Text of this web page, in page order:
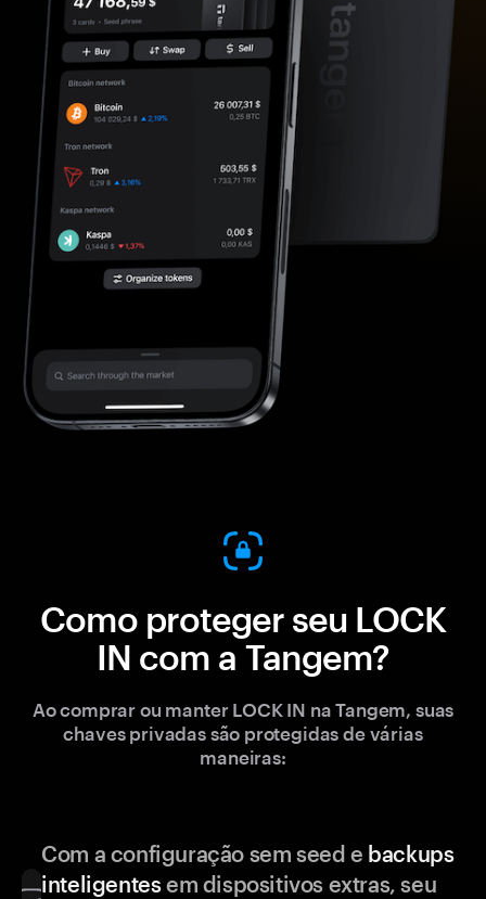
Como proteger seu LOCK
IN com a Tangem?
Ao comprar ou manter LOCK IN na Tangem, suas
chaves privadas são protegidas de várias
maneiras:
Com a configuração sem seed e backups
inteligentesem dispositivos extras, seu